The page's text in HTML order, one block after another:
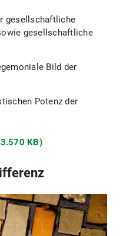
gesellschaftliche
gesellschaftliche
Bild der
Potenz der
KB)